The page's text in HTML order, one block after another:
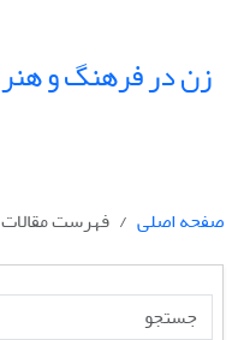
زن در فرهنگ و هنر
صفحه اصلی
فهرست مقالات